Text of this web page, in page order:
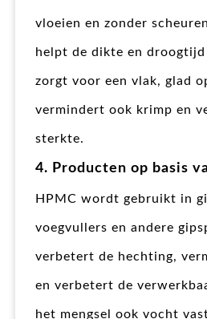
vloeien en zonder
helpt de dikte en
zorgt voor een vlak, glad
vermindert ook krimp en
sterkte.
4. Producten op basis
HPMC wordt gebruikt in
voegvullers en andere
verbetert de hechting,
en verbetert de
het mengsel ook vocht